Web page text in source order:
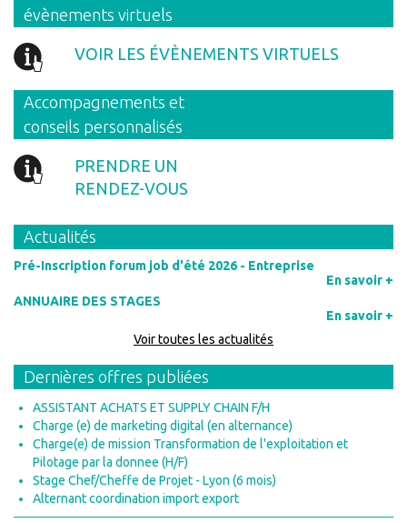
évènements virtuels
VOIR LES ÉVÈNEMENTS VIRTUELS
Accompagnements et
conseils personnalisés
PRENDRE UN
RENDEZ-VOUS
Actualités
Pré-Inscription forum job d'été 2026 - Entreprise
En savoir +
ANNUAIRE DES STAGES
En savoir +
Voir toutes les actualités
Dernières offres publiées
ASSISTANT ACHATS ET SUPPLY CHAIN F/H
Charge (e) de marketing digital (en alternance)
Charge(e) de mission Transformation de l'exploitation et
Pilotage par la donnee (H/F)
Stage Chef/Cheffe de Projet - Lyon (6 mois)
Alternant coordination import export